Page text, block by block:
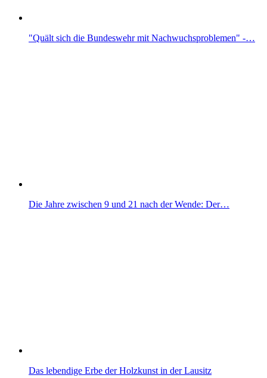
"Quält sich die Bundeswehr mit Nachwuchsproblemen" -…
Die Jahre zwischen 9 und 21 nach der Wende: Der…
Das lebendige Erbe der Holzkunst in der Lausitz